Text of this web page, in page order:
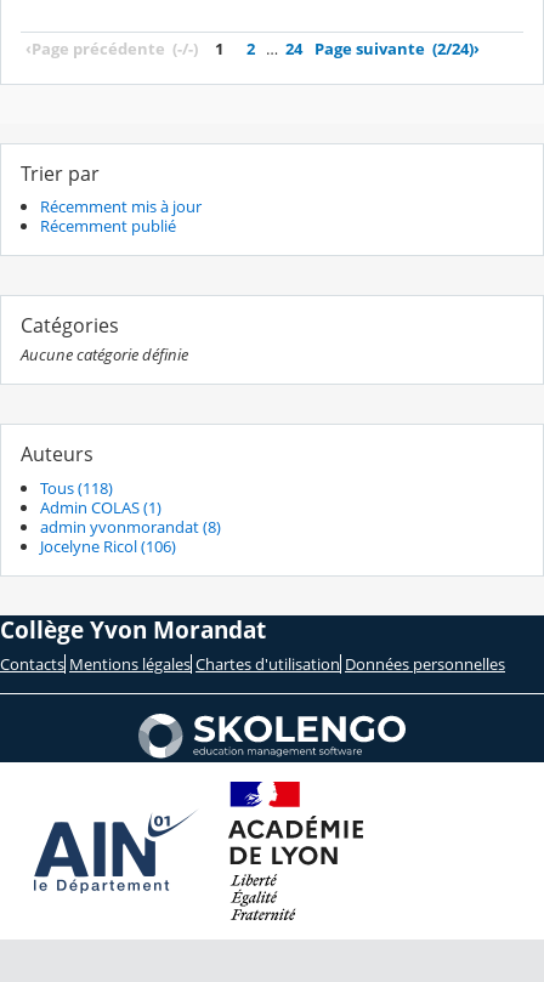
‹Page précédente (-/-) 1 2 … 24 Page suivante (2/24)›
Trier par
Récemment mis à jour
Récemment publié
Catégories
Aucune catégorie définie
Auteurs
Tous (118)
Admin COLAS (1)
admin yvonmorandat (8)
Jocelyne Ricol (106)
Collège Yvon Morandat
Contacts Mentions légales Chartes d'utilisation Données personnelles